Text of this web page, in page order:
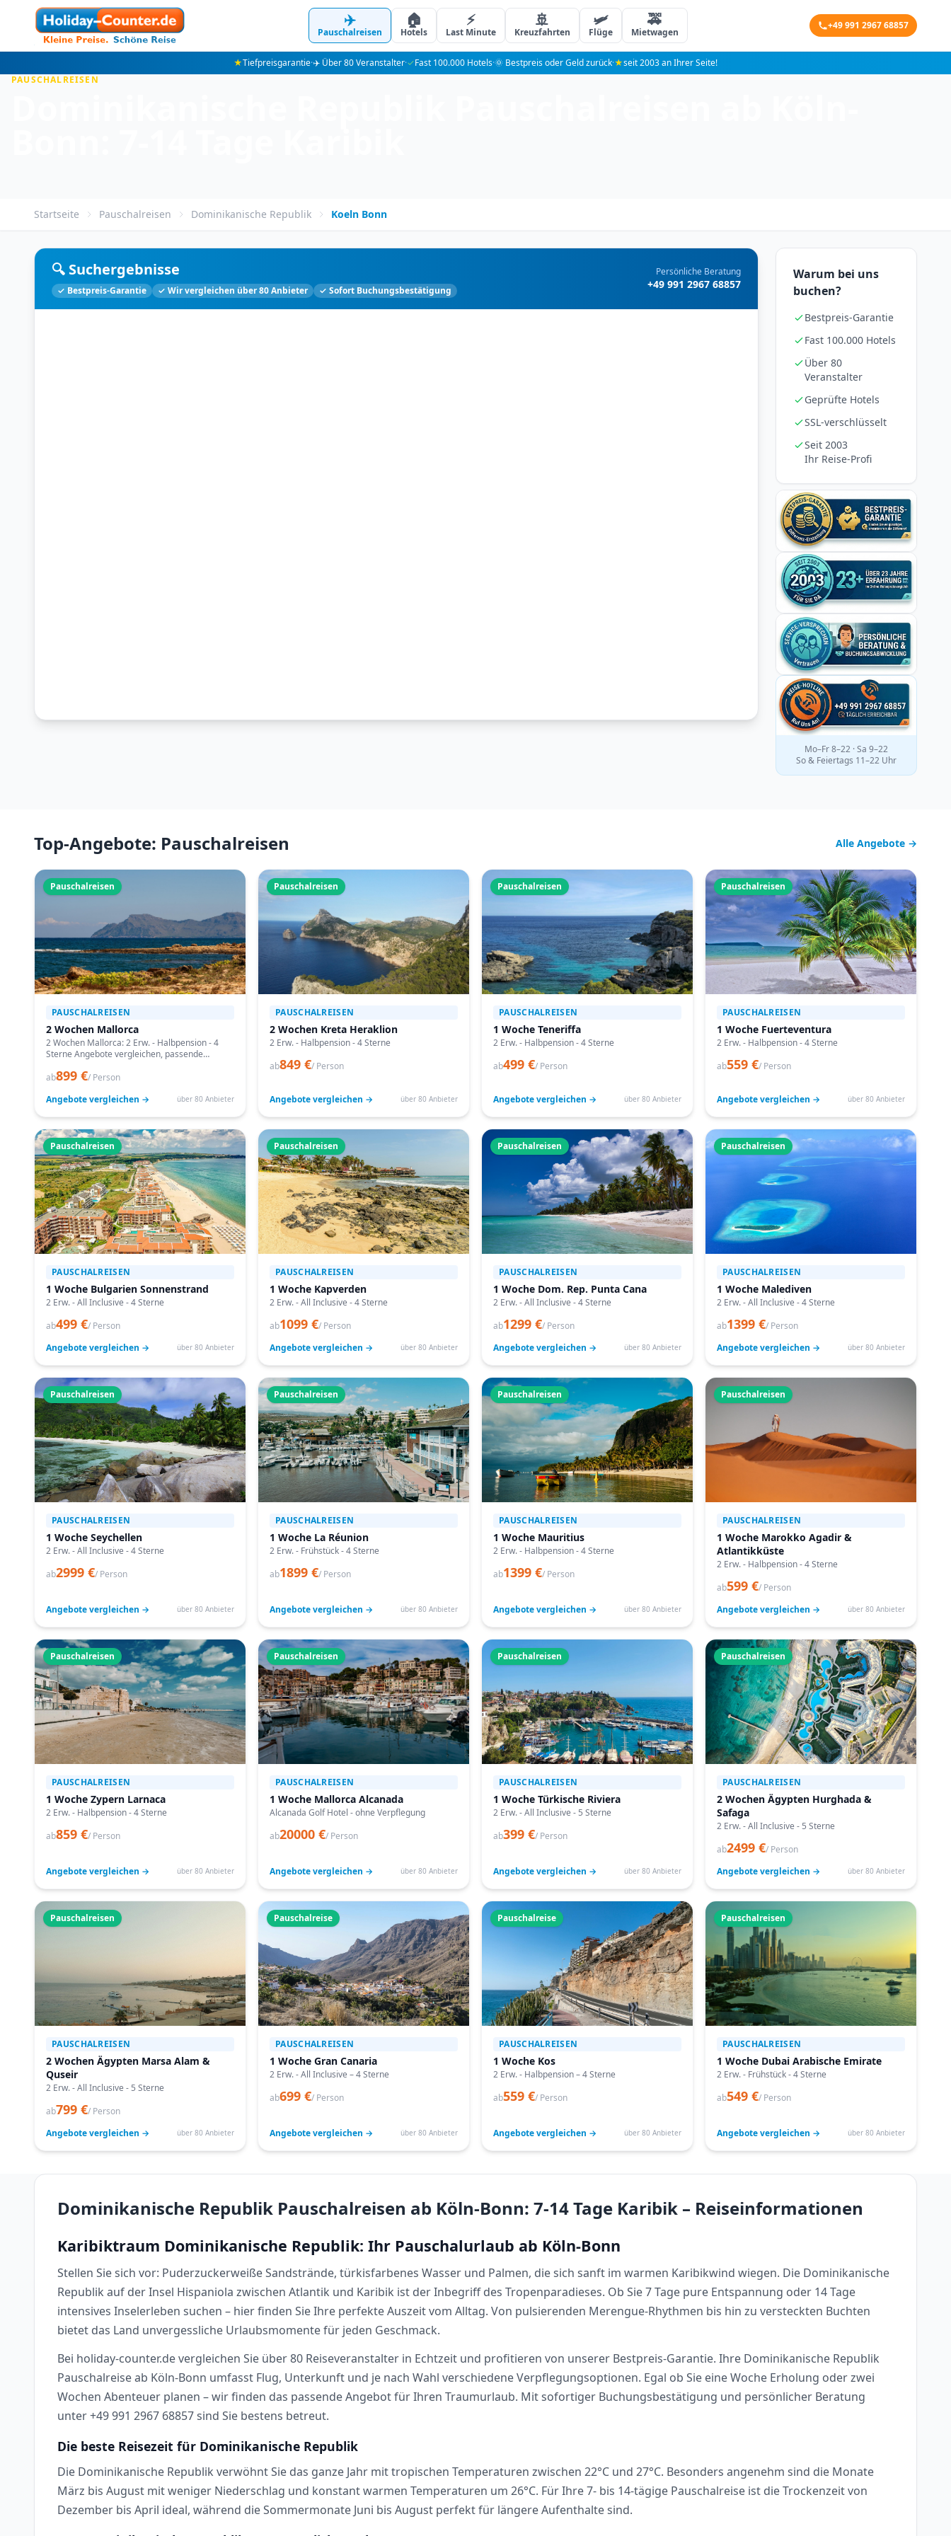
✈️
Pauschalreisen
🏠
Hotels
⚡
Last Minute
🚢
Kreuzfahrten
🛩️
Flüge
🚕
Mietwagen
+49 991 2967 68857
★Tiefpreisgarantie·✈️ Über 80 Veranstalter·✓Fast 100.000 Hotels·🌞 Bestpreis oder Geld zurück·★seit 2003 an Ihrer Seite!
PAUSCHALREISEN
Startseite Pauschalreisen Dominikanische Republik Koeln Bonn
🔍 Suchergebnisse
✓ Bestpreis-Garantie ✓ Wir vergleichen über 80 Anbieter ✓ Sofort Buchungsbestätigung
Persönliche Beratung
+49 991 2967 68857
Warum bei uns
buchen?
Bestpreis-Garantie
Fast 100.000 Hotels
Über 80
Veranstalter
Geprüfte Hotels
SSL-verschlüsselt
Seit 2003
Ihr Reise-Profi
Mo–Fr 8–22 · Sa 9–22
So & Feiertags 11–22 Uhr
Top-Angebote: Pauschalreisen Alle Angebote →
Pauschalreisen
PAUSCHALREISEN
2 Wochen Mallorca
2 Wochen Mallorca: 2 Erw. - Halbpension - 4
Sterne Angebote vergleichen, passende
buchen.
ab899 €/ Person
Angebote vergleichen →
über 80 Anbieter
Pauschalreisen
PAUSCHALREISEN
2 Wochen Kreta Heraklion
2 Erw. - Halbpension - 4 Sterne
ab849 €/ Person
Angebote vergleichen → über 80 Anbieter
Pauschalreisen
PAUSCHALREISEN
1 Woche Teneriffa
2 Erw. - Halbpension - 4 Sterne
ab499 €/ Person
Angebote vergleichen → über 80 Anbieter
Pauschalreisen
PAUSCHALREISEN
1 Woche Fuerteventura
2 Erw. - Halbpension - 4 Sterne
ab559 €/ Person
Angebote vergleichen → über 80 Anbieter
Pauschalreisen
PAUSCHALREISEN
1 Woche Bulgarien Sonnenstrand
2 Erw. - All Inclusive - 4 Sterne
ab499 €/ Person
Angebote vergleichen →
über 80 Anbieter
Pauschalreisen
PAUSCHALREISEN
1 Woche Kapverden
2 Erw. - All Inclusive - 4 Sterne
ab1099 €/ Person
Angebote vergleichen →
über 80 Anbieter
Pauschalreisen
PAUSCHALREISEN
1 Woche Dom. Rep. Punta Cana
2 Erw. - All Inclusive - 4 Sterne
ab1299 €/ Person
Angebote vergleichen →
über 80 Anbieter
Pauschalreisen
PAUSCHALREISEN
1 Woche Malediven
2 Erw. - All Inclusive - 4 Sterne
ab1399 €/ Person
Angebote vergleichen →
über 80 Anbieter
Pauschalreisen
PAUSCHALREISEN
1 Woche Seychellen
2 Erw. - All Inclusive - 4 Sterne
ab2999 €/ Person
Angebote vergleichen → über 80 Anbieter
Pauschalreisen
PAUSCHALREISEN
1 Woche La Réunion
2 Erw. - Frühstück - 4 Sterne
ab1899 €/ Person
Angebote vergleichen → über 80 Anbieter
Pauschalreisen
PAUSCHALREISEN
1 Woche Mauritius
2 Erw. - Halbpension - 4 Sterne
ab1399 €/ Person
Angebote vergleichen → über 80 Anbieter
Pauschalreisen
PAUSCHALREISEN
1 Woche Marokko Agadir &
Atlantikküste
2 Erw. - Halbpension - 4 Sterne
ab599 €/ Person
Angebote vergleichen →
über 80 Anbieter
Pauschalreisen
PAUSCHALREISEN
1 Woche Zypern Larnaca
2 Erw. - Halbpension - 4 Sterne
ab859 €/ Person
Angebote vergleichen → über 80 Anbieter
Pauschalreisen
PAUSCHALREISEN
1 Woche Mallorca Alcanada
Alcanada Golf Hotel - ohne Verpflegung
ab20000 €/ Person
Angebote vergleichen → über 80 Anbieter
Pauschalreisen
PAUSCHALREISEN
1 Woche Türkische Riviera
2 Erw. - All Inclusive - 5 Sterne
ab399 €/ Person
Angebote vergleichen → über 80 Anbieter
Pauschalreisen
PAUSCHALREISEN
2 Wochen Ägypten Hurghada &
Safaga
2 Erw. - All Inclusive - 5 Sterne
ab2499 €/ Person
Angebote vergleichen →
über 80 Anbieter
Pauschalreisen
PAUSCHALREISEN
2 Wochen Ägypten Marsa Alam &
Quseir
2 Erw. - All Inclusive - 5 Sterne
ab799 €/ Person
Angebote vergleichen →
über 80 Anbieter
Pauschalreise
PAUSCHALREISEN
1 Woche Gran Canaria
2 Erw. - All Inclusive – 4 Sterne
ab699 €/ Person
Angebote vergleichen → über 80 Anbieter
Pauschalreise
PAUSCHALREISEN
1 Woche Kos
2 Erw. - Halbpension – 4 Sterne
ab559 €/ Person
Angebote vergleichen → über 80 Anbieter
Pauschalreisen
PAUSCHALREISEN
1 Woche Dubai Arabische Emirate
2 Erw. - Frühstück - 4 Sterne
ab549 €/ Person
Angebote vergleichen → über 80 Anbieter
Dominikanische Republik Pauschalreisen ab Köln-Bonn: 7-14 Tage Karibik – Reiseinformationen
Karibiktraum Dominikanische Republik: Ihr Pauschalurlaub ab Köln-Bonn
Stellen Sie sich vor: Puderzuckerweiße Sandstrände, türkisfarbenes Wasser und Palmen, die sich sanft im warmen Karibikwind wiegen. Die Dominikanische
Republik auf der Insel Hispaniola zwischen Atlantik und Karibik ist der Inbegriff des Tropenparadieses. Ob Sie 7 Tage pure Entspannung oder 14 Tage
intensives Inselerleben suchen – hier finden Sie Ihre perfekte Auszeit vom Alltag. Von pulsierenden Merengue-Rhythmen bis hin zu versteckten Buchten
bietet das Land unvergessliche Urlaubsmomente für jeden Geschmack.
Bei holiday-counter.de vergleichen Sie über 80 Reiseveranstalter in Echtzeit und profitieren von unserer Bestpreis-Garantie. Ihre Dominikanische Republik
Pauschalreise ab Köln-Bonn umfasst Flug, Unterkunft und je nach Wahl verschiedene Verpflegungsoptionen. Egal ob Sie eine Woche Erholung oder zwei
Wochen Abenteuer planen – wir finden das passende Angebot für Ihren Traumurlaub. Mit sofortiger Buchungsbestätigung und persönlicher Beratung
unter +49 991 2967 68857 sind Sie bestens betreut.
Die beste Reisezeit für Dominikanische Republik
Die Dominikanische Republik verwöhnt Sie das ganze Jahr mit tropischen Temperaturen zwischen 22°C und 27°C. Besonders angenehm sind die Monate
März bis August mit weniger Niederschlag und konstant warmen Temperaturen um 26°C. Für Ihre 7- bis 14-tägige Pauschalreise ist die Trockenzeit von
Dezember bis April ideal, während die Sommermonate Juni bis August perfekt für längere Aufenthalte sind.